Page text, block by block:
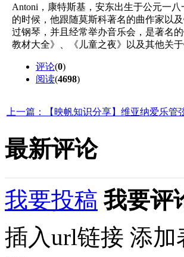
Antoni，康特斯基，安东出生于公元一
的时候，他跟随莫斯科著名的曲作家以
过钢琴，并且经常举办音乐会，是著名
教材大全》、《儿童之夜》以及其他关
评论(0)
阅读(4698)
上一篇：【映帆知识分享】维亚纳爱乐管
最新评论
我要投稿 我要评
插入url链接 添加